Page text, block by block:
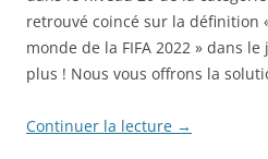
retrouvé coincé sur la définition
monde de la FIFA 2022 » dans
plus ! Nous vous offrons la
Continuer la lecture →